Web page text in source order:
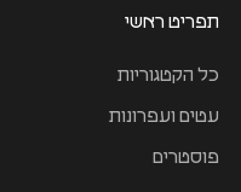
תפריט ראשי
כל הקטגוריות
עטים ועפרונות
פוסטרים